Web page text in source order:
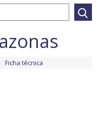
Ficha técnica